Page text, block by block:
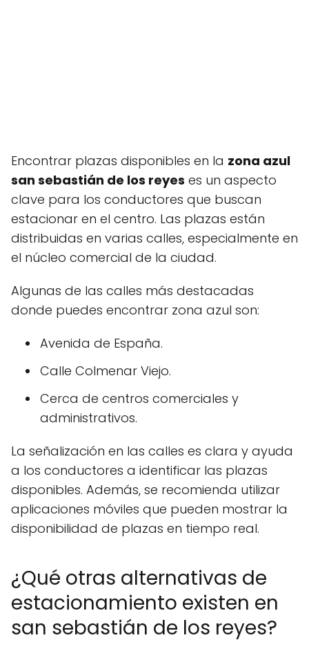
Encontrar plazas disponibles en la zona azul
san sebastián de los reyes es un aspecto
clave para los conductores que buscan
estacionar en el centro. Las plazas están
distribuidas en varias calles, especialmente en
el núcleo comercial de la ciudad.
Algunas de las calles más destacadas
donde puedes encontrar zona azul son:
Avenida de España.
Calle Colmenar Viejo.
Cerca de centros comerciales y
administrativos.
La señalización en las calles es clara y ayuda
a los conductores a identificar las plazas
disponibles. Además, se recomienda utilizar
aplicaciones móviles que pueden mostrar la
disponibilidad de plazas en tiempo real.
¿Qué otras alternativas de
estacionamiento existen en
san sebastián de los reyes?